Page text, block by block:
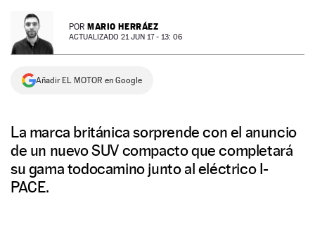
PREMIOS
SERVICIOS
POR MARIO HERRÁEZ
ACTUALIZADO 21 JUN 17 - 13: 06
Añadir EL MOTOR en Google
La marca británica sorprende con el anuncio
de un nuevo SUV compacto que completará
su gama todocamino junto al eléctrico I-
PACE.